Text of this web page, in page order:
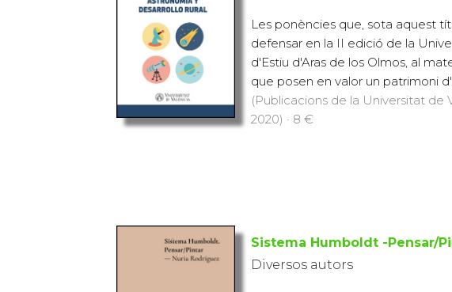
Les ponències que, sota aquest
defensar en la II edició de la
d'Estiu d'Aras de los Olmos, al
que posen en valor un patrimoni
(Publicacions de la Universitat de
2020) · 8 €
Sistema Humboldt -Pensar/
Diversos autors